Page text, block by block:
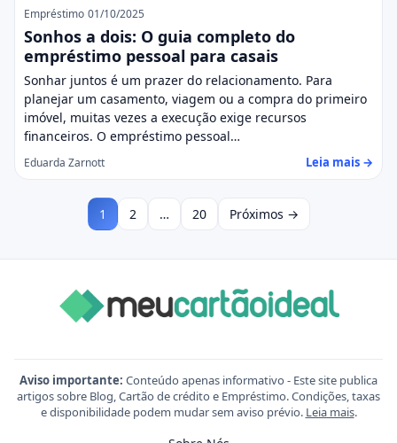
Empréstimo 01/10/2025
Sonhos a dois: O guia completo do
empréstimo pessoal para casais
Sonhar juntos é um prazer do relacionamento. Para
planejar um casamento, viagem ou a compra do primeiro
imóvel, muitas vezes a execução exige recursos
financeiros. O empréstimo pessoal…
Eduarda Zarnott Leia mais →
1 2 … 20 Próximos →
Aviso importante: Conteúdo apenas informativo - Este site publica
artigos sobre Blog, Cartão de crédito e Empréstimo. Condições, taxas
e disponibilidade podem mudar sem aviso prévio. Leia mais.